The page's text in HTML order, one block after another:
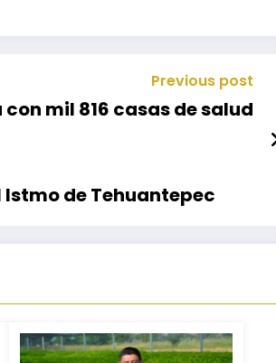
Previous post
mil 816 casas de salud
de Tehuantepec